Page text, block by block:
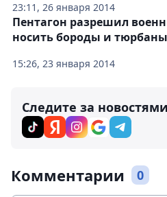
23:11, 26 января 2014
15:26, 23 января 2014
Пентагон разрешил
носить бороды и тюрбаны
Следите за
Комментарии 0